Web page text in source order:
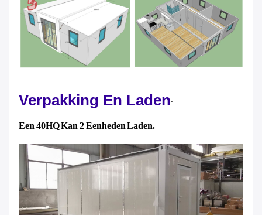
Verpakking En Laden:
Een 40HQ Kan 2 Eenheden Laden.